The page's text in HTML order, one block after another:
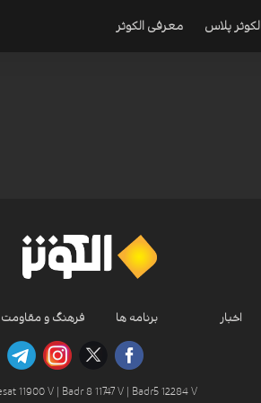
الکوثر پلاس معرفی الکوثر
اخبار برنامه ها فرهنگ و مقاومت
11900 V | Badr 8 11747 V | Badr5 12284 V